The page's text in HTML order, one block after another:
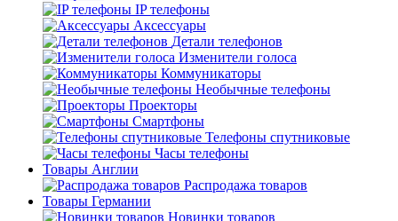
IP телефоны
Аксессуары
Детали телефонов
Изменители голоса
Коммуникаторы
Необычные телефоны
Проекторы
Смартфоны
Телефоны спутниковые
Часы телефоны
Товары Англии
Распродажа товаров
Товары Германии
Новинки товаров